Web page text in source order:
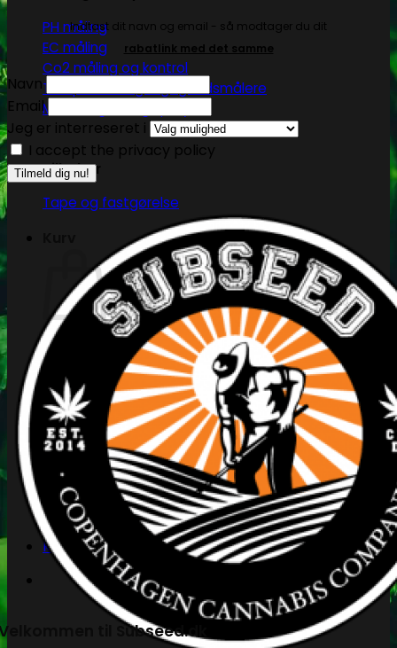
PH måling
EC måling
Co2 måling og kontrol
Temperatur og fugtighedsmålere
Målebægere og sprays
Tilbehør
Tape og fastgørelse
Ingen produkter i kurven.
Tilbage til shoppen
Søg
efter:
Kasse+
Indtast dit navn og email - så modtager du dit
rabatlink med det samme
Navn
Email
Jeg er interreseret i
I accept the privacy policy
til Subseed.dk